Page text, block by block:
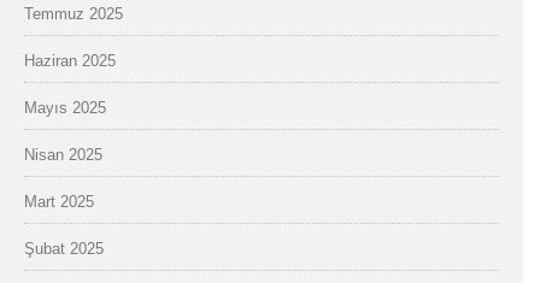
Temmuz 2025
Haziran 2025
Mayıs 2025
Nisan 2025
Mart 2025
Şubat 2025